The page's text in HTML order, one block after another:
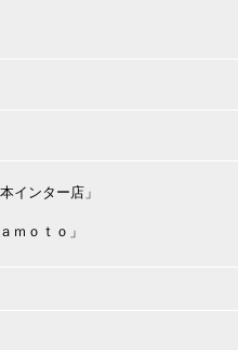
インター店」
ｍｏｔｏ」